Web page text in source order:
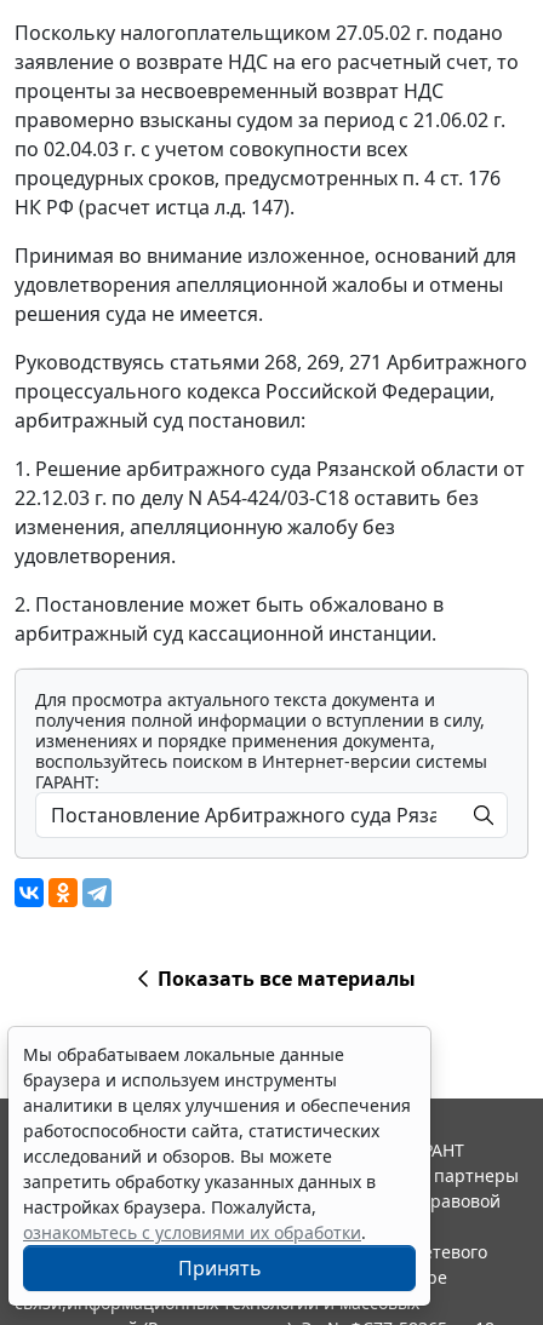
Поскольку налогоплательщиком 27.05.02 г. подано
заявление о возврате НДС на его расчетный счет, то
проценты за несвоевременный возврат НДС
правомерно взысканы судом за период с 21.06.02 г.
по 02.04.03 г. с учетом совокупности всех
процедурных сроков, предусмотренных п. 4 ст. 176
НК РФ (расчет истца л.д. 147).
Принимая во внимание изложенное, оснований для
удовлетворения апелляционной жалобы и отмены
решения суда не имеется.
Руководствуясь статьями 268, 269, 271 Арбитражного
процессуального кодекса Российской Федерации,
арбитражный суд постановил:
1. Решение арбитражного суда Рязанской области от
22.12.03 г. по делу N А54-424/03-С18 оставить без
изменения, апелляционную жалобу без
удовлетворения.
2. Постановление может быть обжаловано в
арбитражный суд кассационной инстанции.
Для просмотра актуального текста документа и
получения полной информации о вступлении в силу,
изменениях и порядке применения документа,
воспользуйтесь поиском в Интернет-версии системы
ГАРАНТ:
Показать все материалы
Мы обрабатываем локальные данные
браузера и используем инструменты
аналитики в целях улучшения и обеспечения
работоспособности сайта, статистических
исследований и обзоров. Вы можете
запретить обработку указанных данных в
настройках браузера. Пожалуйста,
ознакомьтесь с условиями их обработки.
Принять
© ООО "НПП "ГАРАНТ-СЕРВИС", 2026. Система ГАРАНТ
выпускается с 1990 года. Компания "Гарант" и ее партнеры
являются участниками Российской ассоциации правовой
информации ГАРАНТ.
Портал ГАРАНТ.РУ зарегистрирован в качестве сетевого
издания Федеральной службой по надзору в сфере
связи,информационных технологий и массовых